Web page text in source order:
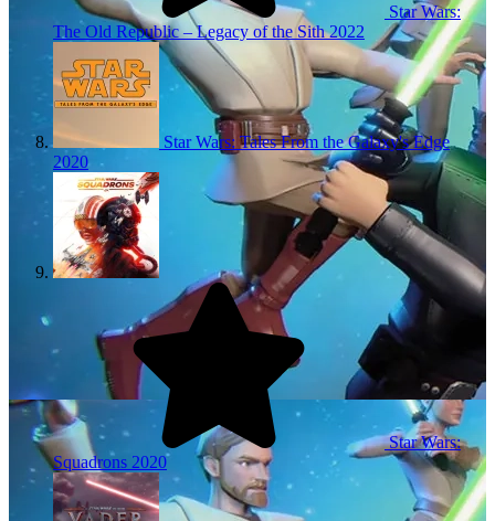
Star Wars:
The Old Republic – Legacy of the Sith2022
Star Wars: Tales From the Galaxy's Edge
2020
Star Wars:
Squadrons 2020